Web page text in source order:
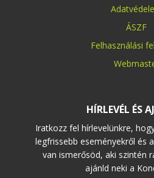
ÁSZF
Felhasználási
HÍRLEVÉL ÉS
Iratkozz fel hírlevelünkre,
legfrissebb eseményekről és
van ismerősöd, aki szintén
ajánld neki a